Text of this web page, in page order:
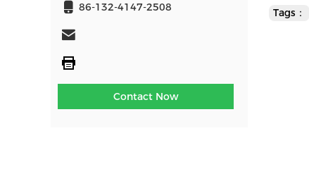
86-132-4147-2508
Contact Now
Tags：